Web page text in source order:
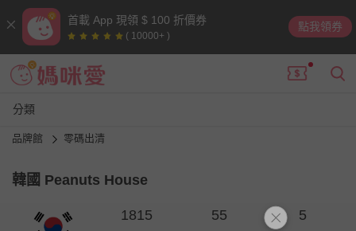
首載 App 現領 $ 100 折價券
( 10000+ )
點我領券
分類
品牌館 零碼出清
韓國 Peanuts House
1815 55 5